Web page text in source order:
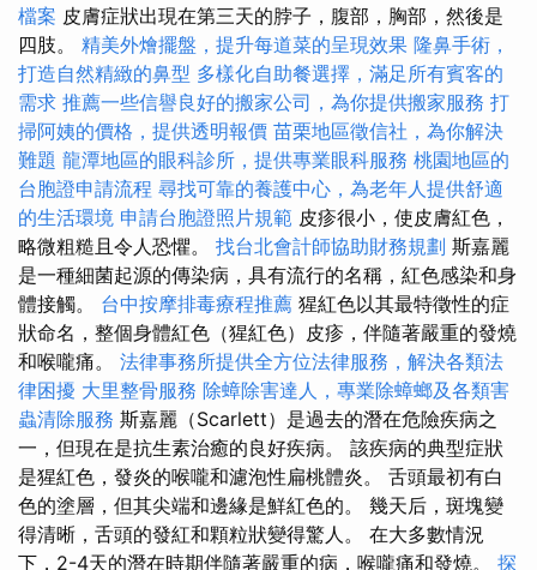
檔案 皮膚症狀出現在第三天的脖子，腹部，胸部，然後是
四肢。 精美外燴擺盤，提升每道菜的呈現效果 隆鼻手術，
打造自然精緻的鼻型 多樣化自助餐選擇，滿足所有賓客的
需求 推薦一些信譽良好的搬家公司，為你提供搬家服務 打
掃阿姨的價格，提供透明報價 苗栗地區徵信社，為你解決
難題 龍潭地區的眼科診所，提供專業眼科服務 桃園地區的
台胞證申請流程 尋找可靠的養護中心，為老年人提供舒適
的生活環境 申請台胞證照片規範 皮疹很小，使皮膚紅色，
略微粗糙且令人恐懼。 找台北會計師協助財務規劃 斯嘉麗
是一種細菌起源的傳染病，具有流行的名稱，紅色感染和身
體接觸。 台中按摩排毒療程推薦 猩紅色以其最特徵性的症
狀命名，整個身體紅色（猩紅色）皮疹，伴隨著嚴重的發燒
和喉嚨痛。 法律事務所提供全方位法律服務，解決各類法
律困擾 大里整骨服務 除蟑除害達人，專業除蟑螂及各類害
蟲清除服務 斯嘉麗（Scarlett）是過去的潛在危險疾病之
一，但現在是抗生素治癒的良好疾病。 該疾病的典型症狀
是猩紅色，發炎的喉嚨和濾泡性扁桃體炎。 舌頭最初有白
色的塗層，但其尖端和邊緣是鮮紅色的。 幾天后，斑塊變
得清晰，舌頭的發紅和顆粒狀變得驚人。 在大多數情況
下，2-4天的潛在時期伴隨著嚴重的病，喉嚨痛和發燒。 探